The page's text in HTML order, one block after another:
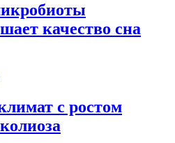
качество сна
с ростом